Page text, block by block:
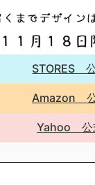
STORES
Amazon
Yahoo 公